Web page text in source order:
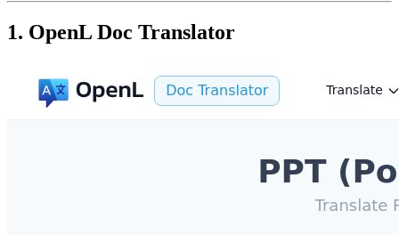
1. OpenL Doc Translator